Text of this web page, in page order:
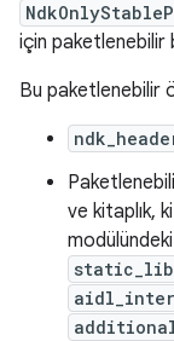
için paketlenebilir
Bu paketlenebilir
ve kitaplık,